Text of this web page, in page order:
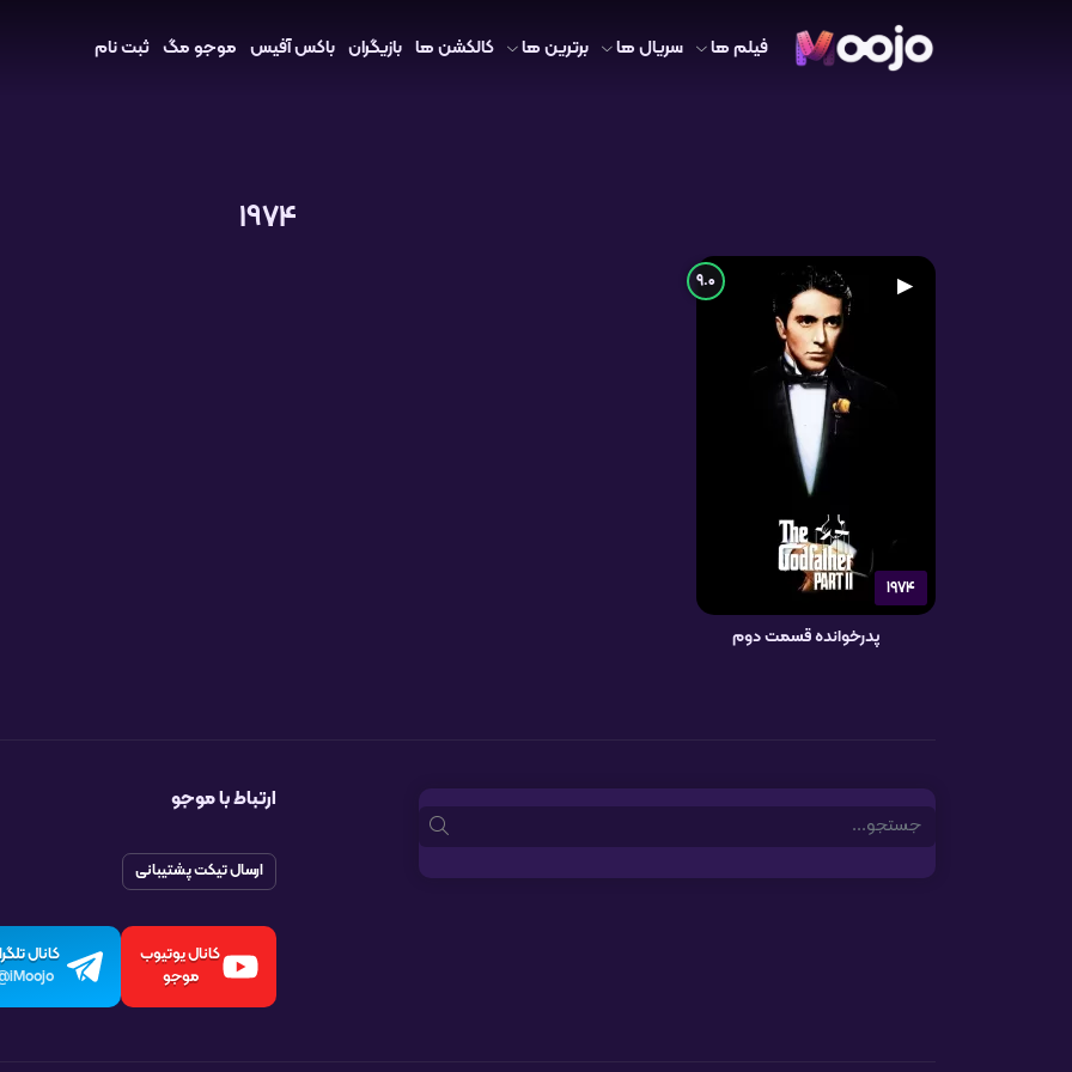
فیلم ها سریال ها برترین ها کالکشن ها بازیگران باکس آفیس موجو مگ ثبت نام
1974
1974
▶
9.0
پدرخوانده قسمت دوم
Search
ارتباط با موجو
ارسال تیکت پشتیبانی
کانال یوتیوب
موجو
کانال
iMoojo@